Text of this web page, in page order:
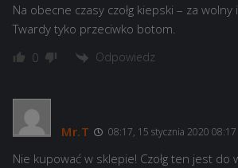
Na obecne czasy czołg kiepski – za wolny i
Twardy tyko przeciwko botom.
0 Odpowiedz
Mr.T 08:17, 15 stycznia 2020 08:17
Nie kupować w sklepie! Czołg ten jest do